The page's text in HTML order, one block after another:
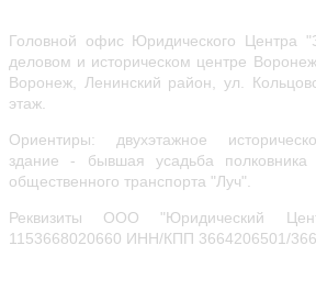
Головной офис Юридического Центра
деловом и историческом центре
Воронеж, Ленинский район, ул.
этаж.
Ориентиры: двухэтажное
здание - бывшая усадьба полковника
общественного транспорта "Луч".
Реквизиты ООО "Юридический
1153668020660 ИНН/КПП 3664206501/